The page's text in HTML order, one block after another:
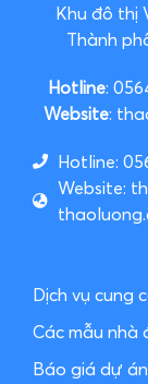
Khu đô thị
Thành
Hotline:
Website:
Hotline:
Website:
Dịch vụ cung
Các mẫu nhà
Báo giá dự án